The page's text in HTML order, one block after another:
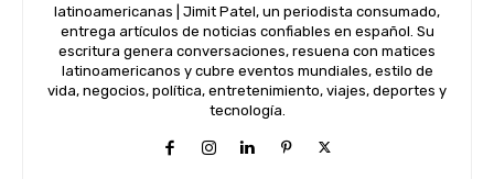
latinoamericanas | Jimit Patel, un periodista consumado,
entrega artículos de noticias confiables en español. Su
escritura genera conversaciones, resuena con matices
latinoamericanos y cubre eventos mundiales, estilo de
vida, negocios, política, entretenimiento, viajes, deportes y
tecnología.